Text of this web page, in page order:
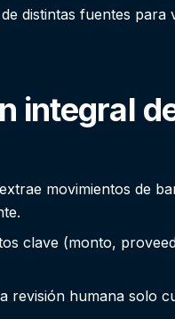
distintas fuentes para
integral
movimientos de
clave (monto,
revisión humana solo